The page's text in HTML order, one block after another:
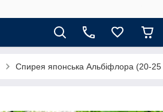
Спирея японська Альбіфлора (20-